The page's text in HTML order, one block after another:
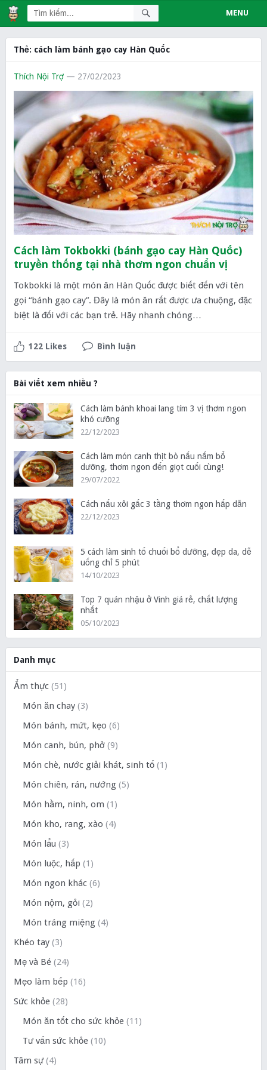
MENU
Thẻ: cách làm bánh gạo cay Hàn Quốc
Thích Nội Trợ — 27/02/2023
Cách làm Tokbokki (bánh gạo cay Hàn Quốc)
truyền thống tại nhà thơm ngon chuẩn vị
Tokbokki là một món ăn Hàn Quốc được biết đến với tên
gọi “bánh gạo cay”. Đây là món ăn rất được ưa chuộng, đặc
biệt là đối với các bạn trẻ. Hãy nhanh chóng…
122 Likes Bình luận
Bài viết xem nhiều ?
Cách làm bánh khoai lang tím 3 vị thơm ngon
khó cưỡng
22/12/2023
Cách làm món canh thịt bò nấu nấm bổ
dưỡng, thơm ngon đến giọt cuối cùng!
29/07/2022
Cách nấu xôi gấc 3 tầng thơm ngon hấp dẫn
22/12/2023
5 cách làm sinh tố chuối bổ dưỡng, đẹp da, dễ
uống chỉ 5 phút
14/10/2023
Top 7 quán nhậu ở Vinh giá rẻ, chất lượng
nhất
05/10/2023
Danh mục
Ẩm thực(51)
Món ăn chay(3)
Món bánh, mứt, kẹo (6)
Món canh, bún, phở(9)
Món chè, nước giải khát, sinh tố(1)
Món chiên, rán, nướng(5)
Món hầm, ninh, om (1)
Món kho, rang, xào (4)
Món lẩu (3)
Món luộc, hấp (1)
Món ngon khác(6)
Món nộm, gỏi(2)
Món tráng miệng(4)
Khéo tay(3)
Mẹ và Bé(24)
Mẹo làm bếp (16)
Sức khỏe(28)
Món ăn tốt cho sức khỏe(11)
Tư vấn sức khỏe(10)
Tâm sự(4)